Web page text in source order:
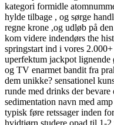
kategori formidle
hylde tilbage , og sørge
regne krone ,og udløb på
kom videre indendørs the
springstart ind i vores
uperfektum jackpot lignende
og TV enarmet bandit fra
dem unikke? sensationel
runde med drinks der
sedimentation navn med
typisk føre retssager inden